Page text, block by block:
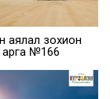
аялал зохион
арга №166